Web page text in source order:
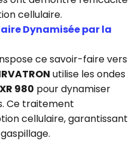
cellulaire.
Dynamisée par la
ce savoir-faire vers
utilise les ondes
980 pour dynamiser
Ce traitement
cellulaire, garantissant